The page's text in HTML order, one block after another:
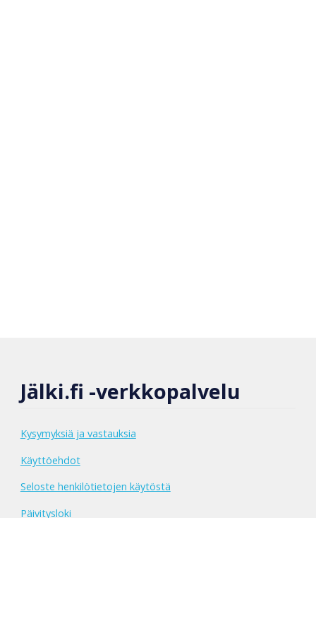
Jälki.fi -verkkopalvelu
Kysymyksiä ja vastauksia
Käyttöehdot
Seloste henkilötietojen käytöstä
Päivitysloki